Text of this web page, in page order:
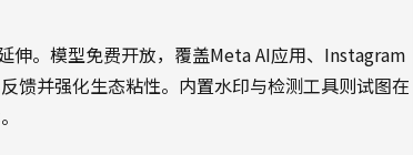
伸。模型免费开放，覆盖Meta AI应用、Instagram
馈并强化生态粘性。内置水印与检测工具则试图在